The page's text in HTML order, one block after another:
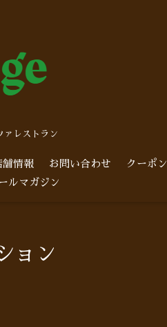
ァレストラン
舗情報 お問い合わせ クーポン
ルマガジン
ョン